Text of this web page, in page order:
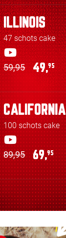
ILLINOIS
47 schots cake
59,95 49,95
CALIFORNIA
100 schots cake
89,95 69,95